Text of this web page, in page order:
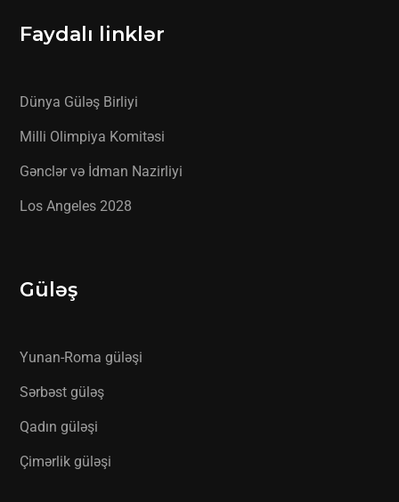
Faydalı linklər
Dünya Güləş Birliyi
Milli Olimpiya Komitəsi
Gənclər və İdman Nazirliyi
Los Angeles 2028
Güləş
Yunan-Roma güləşi
Sərbəst güləş
Qadın güləşi
Çimərlik güləşi